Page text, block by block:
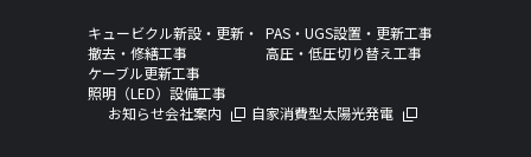
キュービクル新設・更新・
撤去・修繕工事
ケーブル更新工事
照明（LED）設備工事
PAS・UGS設置・更新工事
高圧・低圧切り替え工事
お知らせ会社案内 自家消費型太陽光発電